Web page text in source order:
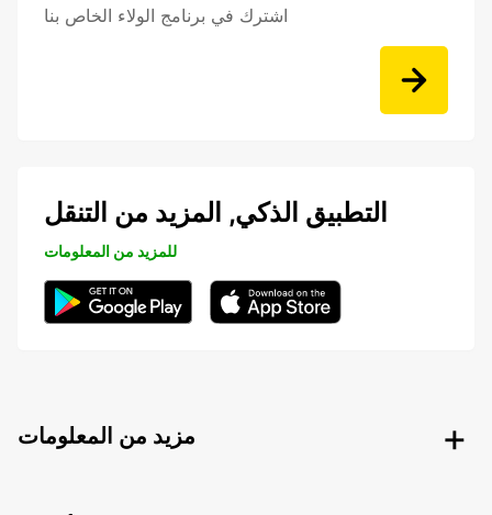
اشترك في برنامج الولاء الخاص بنا
التطبيق الذكي, المزيد من التنقل
للمزيد من المعلومات
مزيد من المعلومات